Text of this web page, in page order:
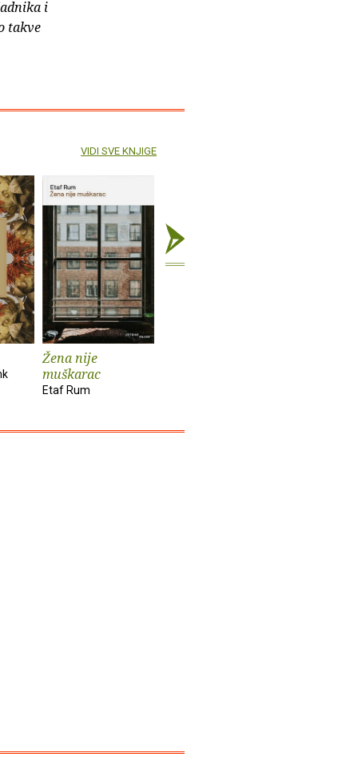
i
takve
Žena nije
muškarac
Etaf Rum
VIDI SVE KNJIGE